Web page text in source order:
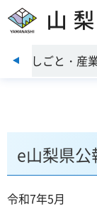
山梨県
前のスライ
境 しごと・産
e山梨県公
令和7年5月